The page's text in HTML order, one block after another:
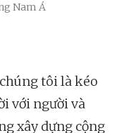
Nam Á
tôi là kéo
với người và
xây dựng cộng